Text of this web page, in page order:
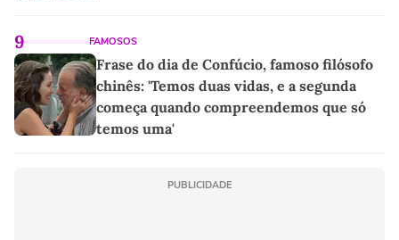
9 FAMOSOS
Frase do dia de Confúcio, famoso filósofo
chinês: 'Temos duas vidas, e a segunda
começa quando compreendemos que só
temos uma'
PUBLICIDADE